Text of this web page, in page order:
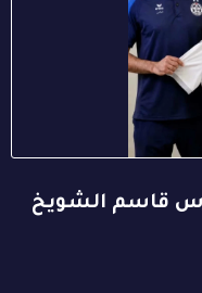
قاسم الشويخ